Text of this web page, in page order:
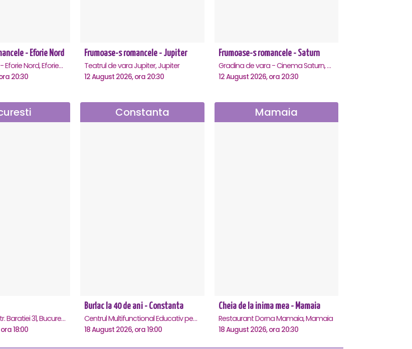
- Eforie Nord
Teatrul de vara - Eforie Nord, Eforie-Nord
20:30
Frumoase-s romancele - Jupiter
Teatrul de vara Jupiter, Jupiter
12 August 2026, ora 20:30
Frumoase-s romancele - Saturn
Gradina de vara - Cinema Saturn, Saturn
12 August 2026, ora 20:30
Teatrul Rosu - Str. Baratiei 31, Bucuresti
18:00
Constanta
Burlac la 40 de ani - Constanta
Centrul Multifunctional Educativ pentru Tineret Jean Constantin, Constanta
18 August 2026, ora 19:00
Mamaia
Cheia de la inima mea - Mamaia
Restaurant Dorna Mamaia, Mamaia
18 August 2026, ora 20:30